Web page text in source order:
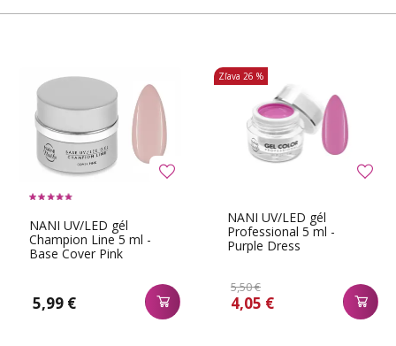
NANI UV/LED gél
Champion Line 5 ml -
Base Cover Pink
5,99 €
NANI UV/LED gél
Professional 5 ml -
Purple Dress
5,50 €
4,05 €
Zľava 26 %